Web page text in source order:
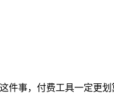
事，付费工具一定更划